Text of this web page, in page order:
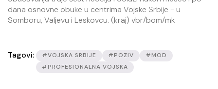
dana osnovne obuke u centrima Vojske Srbije - u
Somboru, Valjevu i Leskovcu. (kraj) vbr/bom/mk
Tagovi: #VOJSKA SRBIJE #POZIV
#MOD
#PROFESIONALNA VOJSKA